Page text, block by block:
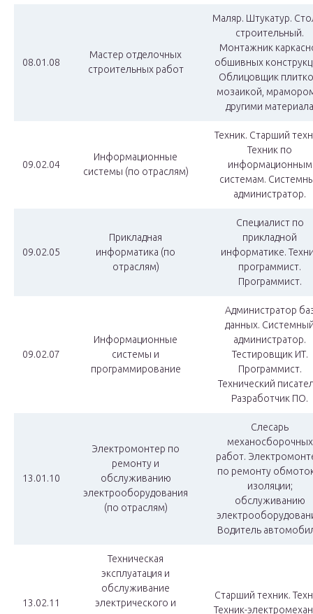
08.01.08
Мастер отделочных
строительных работ
Маляр. Штукатур.
строительный.
Монтажник
обшивных
Облицовщик
мозаикой,
другими материала
09.02.04
Информационные
системы (по отраслям)
Техник. Старший
Техник по
информационным
системам.
администратор.
09.02.05
Прикладная
информатика (по
отраслям)
Специалист по
прикладной
информатике.
программист.
Программист.
09.02.07
Информационные
системы и
программирование
Администратор
данных.
администратор.
Тестировщик ИТ.
Программист.
Технический
Разработчик ПО.
13.01.10
Электромонтер по
ремонту и
обслуживанию
электрооборудования
(по отраслям)
Слесарь
механосборочных
работ.
по ремонту
изоляции;
обслуживанию
Водитель
13.02.11
Техническая
эксплуатация и
обслуживание
электрического и
Старший техник.
Техник-